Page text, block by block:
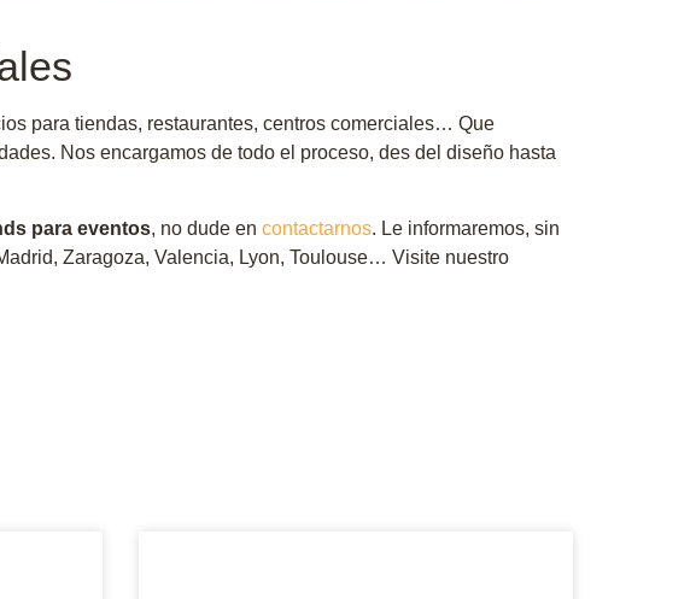
para tiendas, restaurantes, centros comerciales… Que
Nos encargamos de todo el proceso, des del diseño hasta
para eventos, no dude en contactarnos. Le informaremos, sin
Zaragoza, Valencia, Lyon, Toulouse… Visite nuestro